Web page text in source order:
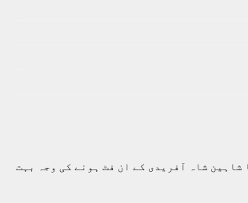
شاہین شاہ آفریدی کے ان فٹ ہونے کی وجہ بہت